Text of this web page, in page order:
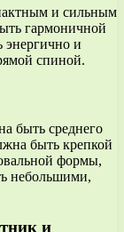
и сильным
гармоничной
энергично и
спиной.
быть среднего
быть крепкой
формы,
небольшими,
и